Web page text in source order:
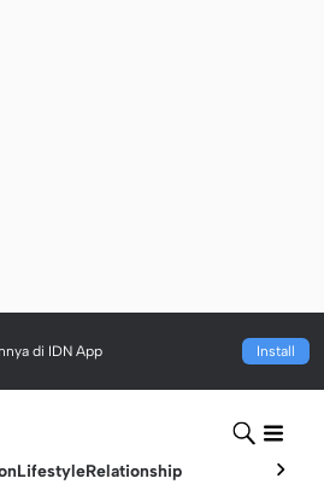
di IDN App Install
LifestyleRelationship